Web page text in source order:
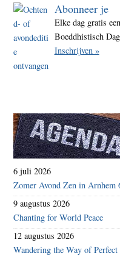
Abonneer je
Elke dag gratis
Boeddhistisch
Inschrijven »
6 juli 2026
Zomer Avond Zen in Arnhem
9 augustus 2026
Chanting for World Peace
12 augustus 2026
Wandering the Way of